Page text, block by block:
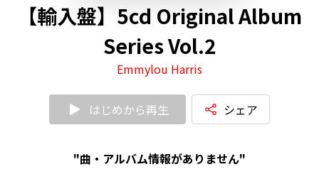
【輸入盤】5cd Original Album
Series Vol.2
Emmylou Harris
はじめから再生 シェア
"曲・アルバム情報がありません"